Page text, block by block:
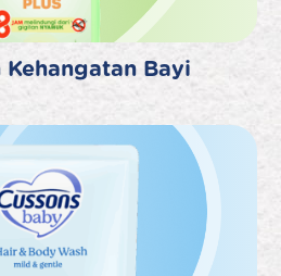
Kehangatan Bayi